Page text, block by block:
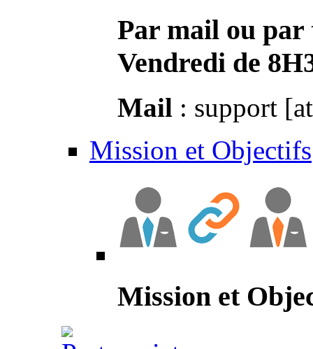
Par mail ou par
Vendredi de
Mail : support
Mission et Objectifs
Mission et